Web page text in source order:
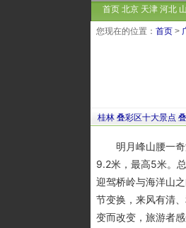
首页 北京 天津 河北
您现在的位置： 首页 >
桂林 叠彩区十大景点
明月峰山腰一奇
9.2米，最高5米。
迎驾桥岭与海洋山
节变换，来风有清
变而改变，旅游者